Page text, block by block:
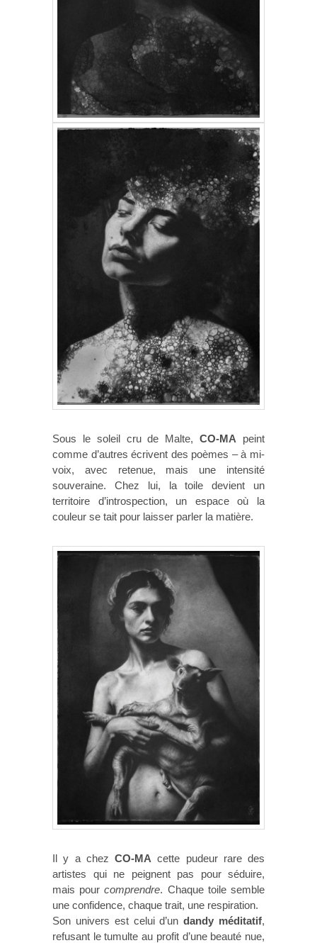
Sous le soleil cru de Malte,CO-MA peint
comme d’autres écrivent des poèmes – à mi-
voix, avec retenue, mais une intensité
souveraine. Chez lui, la toile devient un
territoire d’introspection, un espace où la
couleur se tait pour laisser parler la matière.
Il y a chez CO-MA cette pudeur rare des
artistes qui ne peignent pas pour séduire,
mais pourcomprendre. Chaque toile semble
une confidence, chaque trait, une respiration.
Son univers est celui d’undandy méditatif,
refusant le tumulte au profit d’une beauté nue,